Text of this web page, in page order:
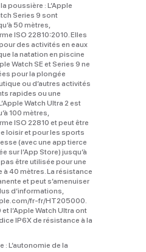
la poussière : L’Apple
Series 9 sont
50 mètres,
ISO 22810:2010. Elles
des activités en eaux
la natation en piscine
Watch SE et Series 9 ne
pour la plongée
ou d’autres activités
rapides ou une
Watch Ultra 2 est
100 mètres,
ISO 22810 et peut être
loisir et pour les sports
(avec une app tierce
sur l’App Store) jusqu’à
être utilisée pour une
40 mètres. La résistance
et peut s’amenuiser
d’informations,
fr-fr/HT205000.
et l’Apple Watch Ultra ont
IP6X de résistance à la
: L’autonomie de la